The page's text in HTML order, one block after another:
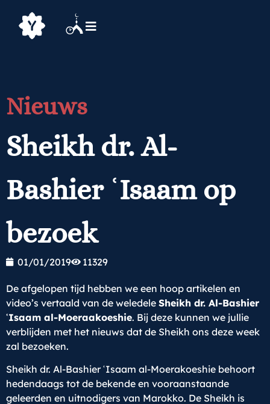
Nieuws
Sheikh dr. Al-
Bashier ʿIsaam op
bezoek
01/01/2019 11329
De afgelopen tijd hebben we een hoop artikelen en
video’s vertaald van de weledele Sheikh dr. Al-Bashier
ʿIsaam al-Moeraakoeshie. Bij deze kunnen we jullie
verblijden met het nieuws dat de Sheikh ons deze week
zal bezoeken.
Sheikh dr. Al-Bashier ʿIsaam al-Moerakoeshie behoort
hedendaags tot de bekende en vooraanstaande
geleerden en uitnodigers van Marokko. De Sheikh is